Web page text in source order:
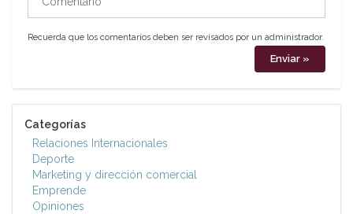
Recuerda que los comentarios deben ser revisados por un administrador.
Categorías
Relaciones Internacionales
Deporte
Marketing y dirección comercial
Emprende
Opiniones